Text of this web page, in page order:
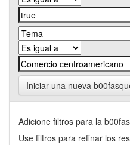
Iniciar una nueva
Adicione filtros para la
Use filtros para refinar los